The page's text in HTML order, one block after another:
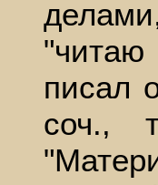
писал
соч.,